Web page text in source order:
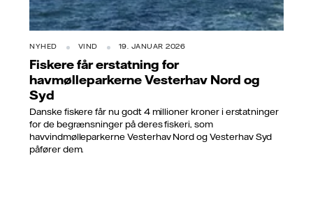
NYHED VIND 19. JANUAR 2026
Fiskere får erstatning for
havmølleparkerne Vesterhav Nord og
Syd
Danske fiskere får nu godt 4 millioner kroner i erstatninger
for de begrænsninger på deres fiskeri, som
havvindmølleparkerne Vesterhav Nord og Vesterhav Syd
påfører dem.